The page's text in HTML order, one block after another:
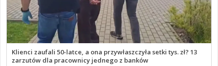
Klienci zaufali 50-latce, a ona przywłaszczyła setki tys. zł? 13
zarzutów dla pracownicy jednego z banków